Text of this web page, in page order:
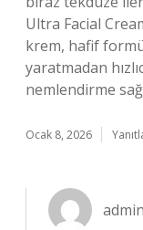
Ultra Facial
krem, hafif
yaratmadan
nemlendirme
Ocak 8, 2026
admin